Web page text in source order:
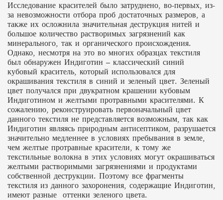
Исследование красителей было затруднено, во-первых, из-
за невозможности отбора проб достаточных размеров, а
также их осложнила значительная деструкция нитей и
большое количество растворимых загрязнений как
минерального, так и органического происхождения.
Однако, несмотря на это во многих образцах текстиля
был обнаружен Индиготин – классический синий
кубовый краситель, который использовался для
окрашивания текстиля в синий и зеленый цвет. Зеленый
цвет получался при двукратном крашении кубовым
Индиготином и желтыми протравными красителями. К
сожалению, реконструировать первоначальный цвет
данного текстиля не представляется возможным, так как
Индиготин являясь природным антисептиком, разрушается
значительно медленнее в условиях пребывания в земле,
чем желтые протравные красители, к тому же
текстильные волокна в этих условиях могут окрашиваться
желтыми растворимыми загрязнениями и продуктами
собственной деструкции. Поэтому все фрагменты
текстиля из данного захоронения, содержащие Индиготин,
имеют разные оттенки зеленого цвета.